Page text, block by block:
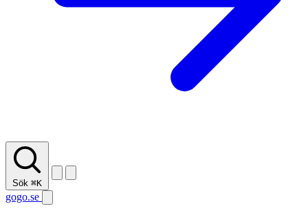
Sök ⌘K
gogo.se